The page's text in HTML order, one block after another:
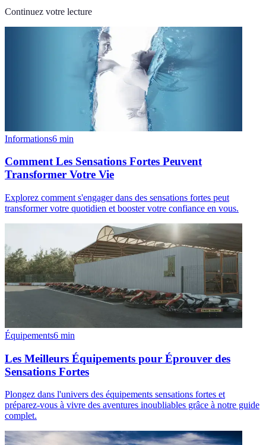
Continuez votre lecture
Informations6 min
Comment Les Sensations Fortes Peuvent
Transformer Votre Vie
Explorez comment s'engager dans des sensations fortes peut
transformer votre quotidien et booster votre confiance en vous.
Équipements6 min
Les Meilleurs Équipements pour Éprouver des
Sensations Fortes
Plongez dans l'univers des équipements sensations fortes et
préparez-vous à vivre des aventures inoubliables grâce à notre guide
complet.